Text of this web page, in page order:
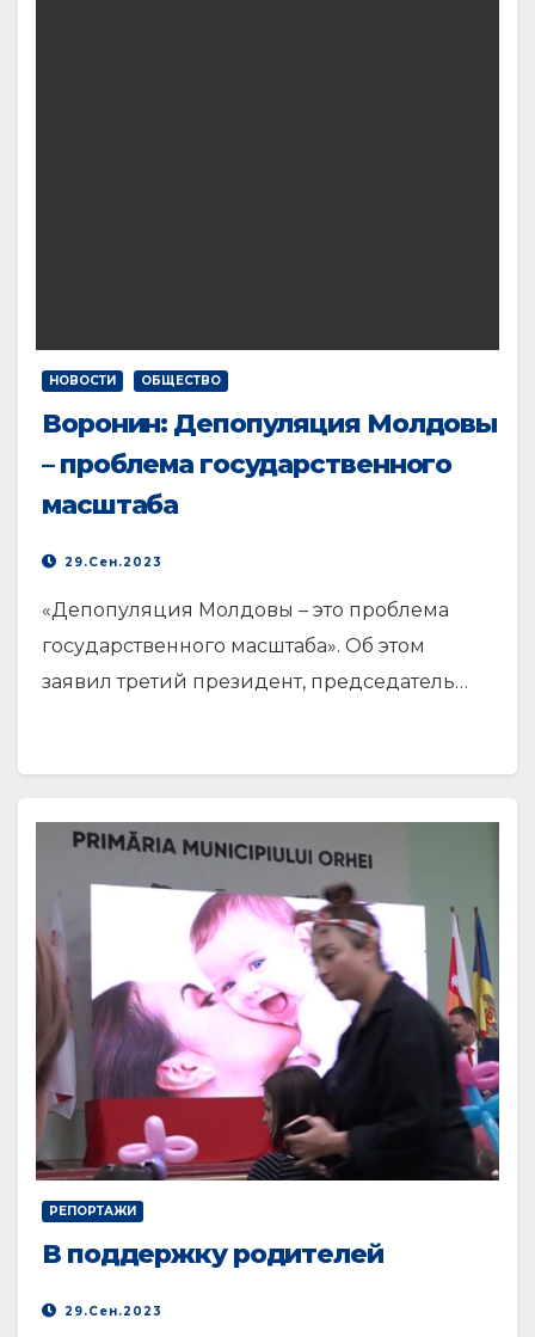
НОВОСТИ ОБЩЕСТВО
Воронин: Депопуляция Молдовы
– проблема государственного
масштаба
29.Сен.2023
«Депопуляция Молдовы – это проблема
государственного масштаба». Об этом
заявил третий президент, председатель…
РЕПОРТАЖИ
В поддержку родителей
29.Сен.2023